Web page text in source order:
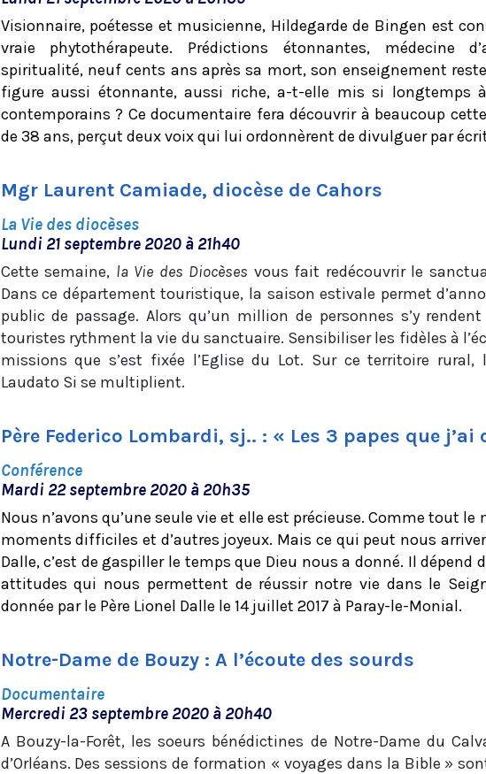
Visionnaire, poétesse et musicienne, Hildegarde de Bingen est
vraie phytothérapeute. Prédictions étonnantes, médecine
spiritualité, neuf cents ans après sa mort, son enseignement
figure aussi étonnante, aussi riche, a-t-elle mis si longtemps
contemporains ? Ce documentaire fera découvrir à beaucoup
de 38 ans, perçut deux voix qui lui ordonnèrent de divulguer par
Mgr Laurent Camiade, diocèse de Cahors
La Vie des diocèses
Lundi 21 septembre 2020 à 21h40
Cette semaine, la Vie des Diocèses vous fait redécouvrir le
Dans ce département touristique, la saison estivale permet
public de passage. Alors qu’un million de personnes s’y
touristes rythment la vie du sanctuaire. Sensibiliser les fidèles à
missions que s’est fixée l’Eglise du Lot. Sur ce territoire
Laudato Si se multiplient.
Père Federico Lombardi, sj.. : « Les 3 papes que j’ai
Conférence
Mardi 22 septembre 2020 à 20h35
Nous n’avons qu’une seule vie et elle est précieuse. Comme tout
moments difficiles et d’autres joyeux. Mais ce qui peut nous
Dalle, c’est de gaspiller le temps que Dieu nous a donné. Il dépend
attitudes qui nous permettent de réussir notre vie dans le
donnée par le Père Lionel Dalle le 14 juillet 2017 à Paray-le-Monial.
Notre-Dame de Bouzy : A l’écoute des sourds
Documentaire
Mercredi 23 septembre 2020 à 20h40
A Bouzy-la-Forêt, les soeurs bénédictines de Notre-Dame du
d’Orléans. Des sessions de formation « voyages dans la Bible »